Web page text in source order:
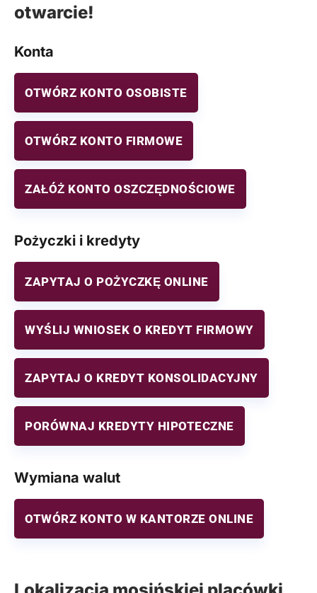
otwarcie!
Konta
OTWÓRZ KONTO OSOBISTE
OTWÓRZ KONTO FIRMOWE
ZAŁÓŻ KONTO OSZCZĘDNOŚCIOWE
Pożyczki i kredyty
ZAPYTAJ O POŻYCZKĘ ONLINE
WYŚLIJ WNIOSEK O KREDYT FIRMOWY
ZAPYTAJ O KREDYT KONSOLIDACYJNY
PORÓWNAJ KREDYTY HIPOTECZNE
Wymiana walut
OTWÓRZ KONTO W KANTORZE ONLINE